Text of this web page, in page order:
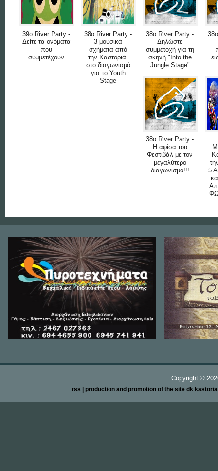
39ο River Party -
Δείτε τα ονόματα
που
συμμετέχουν
38ο River Party -
3 μουσικά
σχήματα από
την Καστοριά,
στο διαγωνισμό
για το Youth
Stage
38ο River Party -
Δηλώστε
συμμετοχή για τη
σκηνή "Into the
Jungle Stage"
38ο River Party -
Η αφίσα του
Φεστιβάλ με τον
μεγαλύτερο
διαγωνισμό!!!
5
Copyright ©
rss | production and promotion of the site dk